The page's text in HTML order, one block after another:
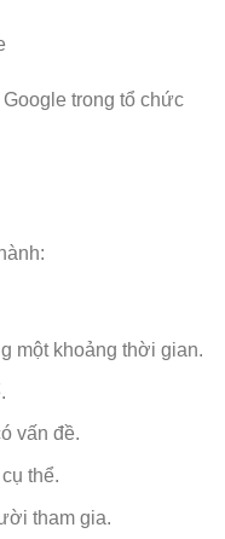
trong tổ chức
một khoảng thời gian.
vấn đề.
thể.
tham gia.